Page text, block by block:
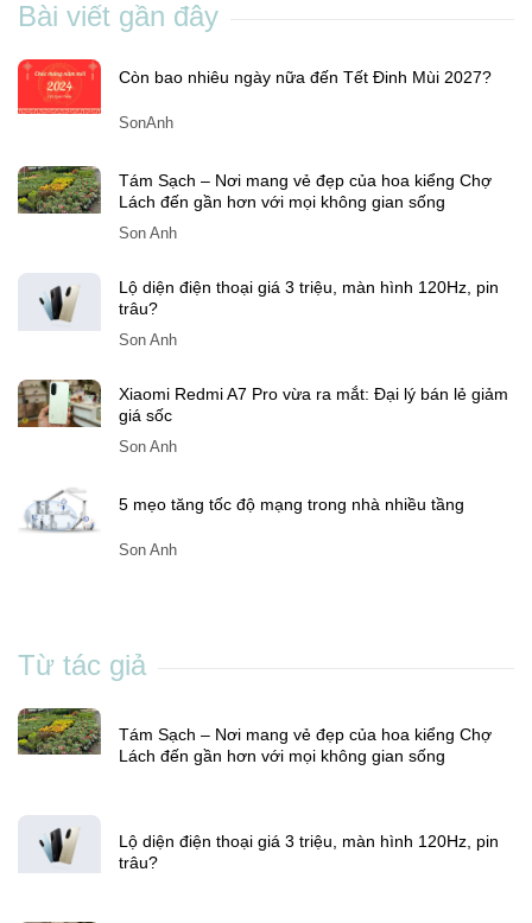
Còn bao nhiêu ngày nữa đến Tết Đinh Mùi 2027?
Tám Sạch – Nơi mang vẻ đẹp của hoa kiểng Chợ
Lách đến gần hơn với mọi không gian sống
Lộ diện điện thoại giá 3 triệu, màn hình 120Hz, pin
trâu?
giá sốc
Son Anh
Tám Sạch – Nơi mang vẻ đẹp của hoa kiểng Chợ